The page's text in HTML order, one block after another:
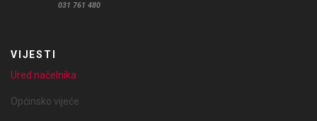
031 761 480
VIJESTI
Ured načelnika
Općinsko vijeće